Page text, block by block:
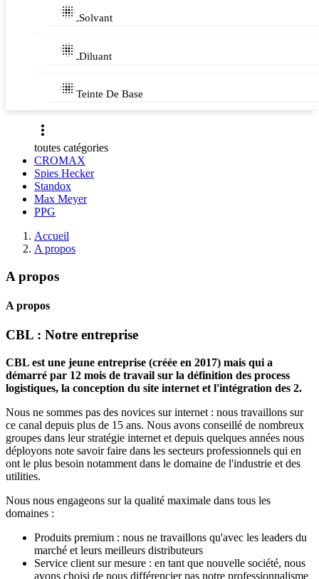
 Solvant
 Diluant
Teinte De Base

toutes catégories
CROMAX
Spies Hecker
Standox
Max Meyer
PPG
Accueil
A propos
A propos
A propos
CBL : Notre entreprise
CBL est une jeune entreprise (créée en 2017) mais qui a
démarré par 12 mois de travail sur la définition des process
logistiques, la conception du site internet et l'intégration des 2.
Nous ne sommes pas des novices sur internet : nous travaillons sur
ce canal depuis plus de 15 ans. Nous avons conseillé de nombreux
groupes dans leur stratégie internet et depuis quelques années nous
déployons note savoir faire dans les secteurs professionnels qui en
ont le plus besoin notamment dans le domaine de l'industrie et des
utilities.
Nous nous engageons sur la qualité maximale dans tous les
domaines :
Produits premium : nous ne travaillons qu'avec les leaders du
marché et leurs meilleurs distributeurs
Service client sur mesure : en tant que nouvelle société, nous
avons choisi de nous différencier pas notre professionnalisme